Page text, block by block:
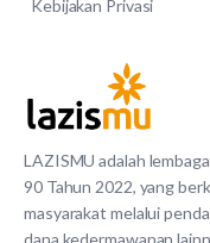
LAZISMU adalah
90 Tahun 2022, yang
masyarakat melalui
dana kedermawanan
Kebijakan Privasi